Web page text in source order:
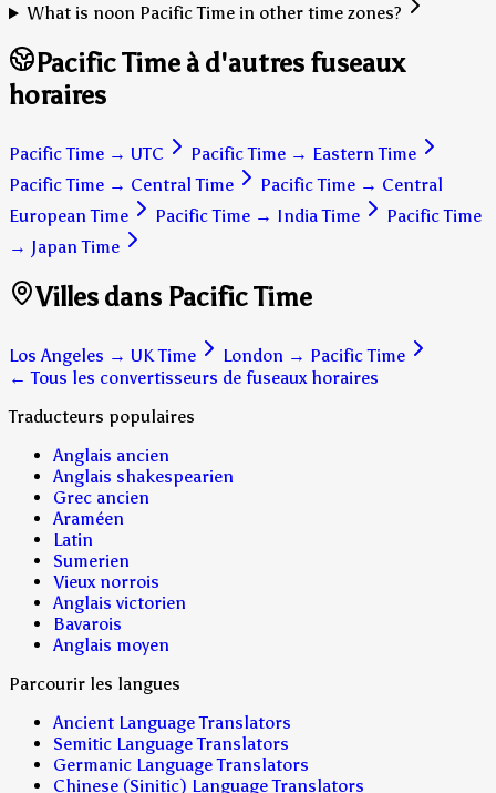
What is noon Pacific Time in other time zones?
Pacific Time à d'autres fuseaux
horaires
Pacific Time → UTC Pacific Time → Eastern Time
Pacific Time → Central Time Pacific Time → Central
European Time
Pacific Time → India Time
Pacific Time
→ Japan Time
Villes dans Pacific Time
Los Angeles → UK Time London → Pacific Time
← Tous les convertisseurs de fuseaux horaires
Traducteurs populaires
Anglais ancien
Anglais shakespearien
Grec ancien
Araméen
Latin
Sumerien
Vieux norrois
Anglais victorien
Bavarois
Anglais moyen
Parcourir les langues
Ancient Language Translators
Semitic Language Translators
Germanic Language Translators
Chinese (Sinitic) Language Translators